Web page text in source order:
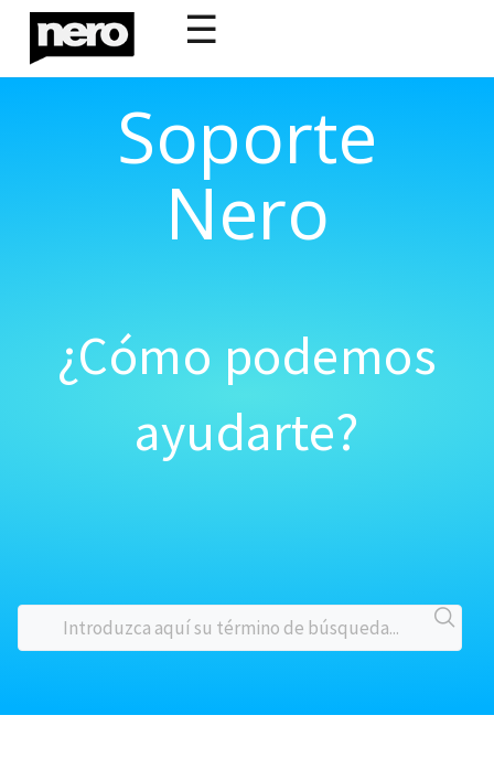
☰
Soporte
Nero
¿Cómo podemos
ayudarte?